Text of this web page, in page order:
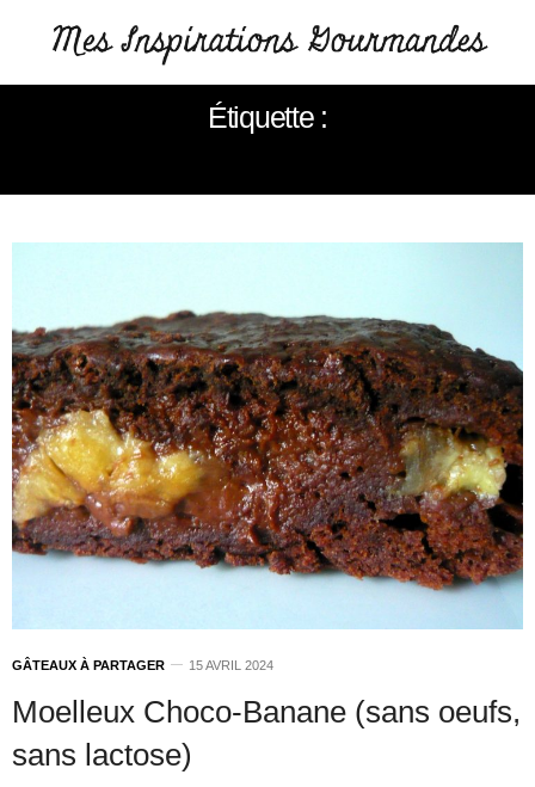
Étiquette :
GÂTEAUX À PARTAGER 15 AVRIL 2024
Moelleux Choco-Banane (sans oeufs,
sans lactose)